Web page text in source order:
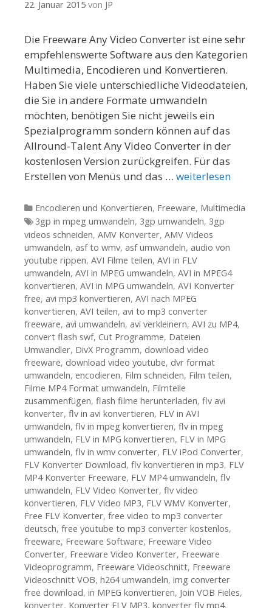
22. Januar 2015 von JP
Die Freeware Any Video Converter ist eine sehr
empfehlenswerte Software aus den Kategorien
Multimedia, Encodieren und Konvertieren.
Haben Sie viele unterschiedliche Videodateien,
die Sie in andere Formate umwandeln
möchten, benötigen Sie nicht jeweils ein
Spezialprogramm sondern können auf das
Allround-Talent Any Video Converter in der
kostenlosen Version zurückgreifen. Für das
Erstellen von Menüs und das … weiterlesen
Kategorien
Encodieren und Konvertieren, Freeware, Multimedia
Tags
3gp in mpeg umwandeln, 3gp umwandeln, 3gp
videos schneiden, AMV Konverter, AMV Videos
umwandeln, asf to wmv, asf umwandeln, audio von
youtube rippen, AVI Filme teilen, AVI in FLV
umwandeln, AVI in MPEG umwandeln, AVI in MPEG4
konvertieren, AVI in MPG umwandeln, AVI Konverter
free, avi mp3 konvertieren, AVI nach MPEG
konvertieren, AVI teilen, avi to mp3 converter
freeware, avi umwandeln, avi verkleinern, AVI zu MP4,
convert flash swf, Cut Programme, Dateien
Umwandler, DivX Programm, download video
freeware, download video youtube, dvr format
umwandeln, encodieren, Film schneiden, Film teilen,
Filme MP4 Format umwandeln, Filmteile
zusammenfügen, flash filme herunterladen, flv avi
konverter, flv in avi konvertieren, FLV in AVI
umwandeln, flv in mpeg konvertieren, flv in mpeg
umwandeln, FLV in MPG konvertieren, FLV in MPG
umwandeln, flv in wmv converter, FLV iPod Converter,
FLV Konverter Download, flv konvertieren in mp3, FLV
MP4 Konverter Freeware, FLV MP4 umwandeln, flv
umwandeln, FLV Video Konverter, flv video
konvertieren, FLV Video MP3, FLV WMV Konverter,
Free FLV Konverter, free video to mp3 converter
deutsch, free youtube to mp3 converter kostenlos,
freeware, Freeware Software, Freeware Video
Converter, Freeware Video Konverter, Freeware
Videoprogramm, Freeware Videoschnitt, Freeware
Videoschnitt VOB, h264 umwandeln, img converter
free download, in MPEG konvertieren, Join VOB Fieles,
konverter, Konverter FLV MP3, konverter flv mp4,